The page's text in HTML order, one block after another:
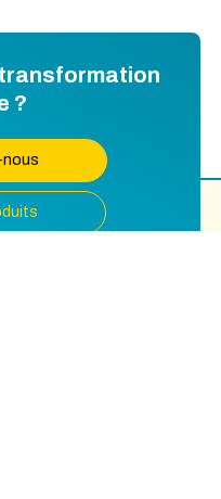
?